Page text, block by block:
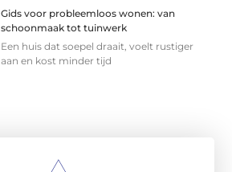
Gids voor probleemloos wonen: van
schoonmaak tot tuinwerk
Een huis dat soepel draait, voelt rustiger
aan en kost minder tijd